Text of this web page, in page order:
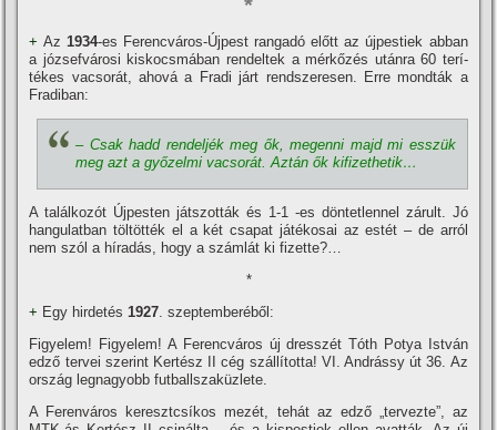
*
+ Az 1934-es Ferencváros-Újpest rangadó előtt az újpestiek abban
a józsefvárosi kiskocsmában rendeltek a mérkőzés utánra 60 terí­
tékes vacsorát, ahová a Fradi járt rendszeresen. Erre mondták a
Fradiban:
– Csak hadd rendeljék meg ők, megenni majd mi esszük
meg azt a győzelmi vacsorát. Aztán ők kifizethetik…
A találkozót Újpesten játszották és 1-1 -es döntetlennel zárult. Jó
hangulatban töltötték el a két csapat játékosai az estét – de arról
nem szól a hí­radás, hogy a számlát ki fizette?…
*
+ Egy hirdetés1927. szeptemberéből:
Figyelem! Figyelem! A Ferencváros új dresszét Tóth Potya István
edző tervei szerint Kertész II cég szállí­totta! VI. Andrássy út 36. Az
ország legnagyobb futballszaküzlete.
A Ferenváros keresztcsí­kos mezét, tehát az edző „tervezte”, az